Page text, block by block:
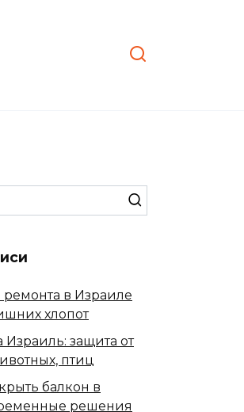
ремонта в Израиле
хлопот
Израиль: защита от
птиц
балкон в
решения